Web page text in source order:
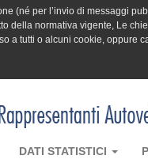
(né per l’invio di messaggi
della normativa vigente, Le
a tutti o alcuni cookie,
DATI STATISTICI